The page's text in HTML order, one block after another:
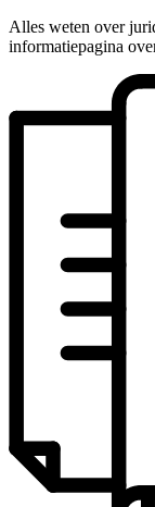
Alles weten over
informatiepagina